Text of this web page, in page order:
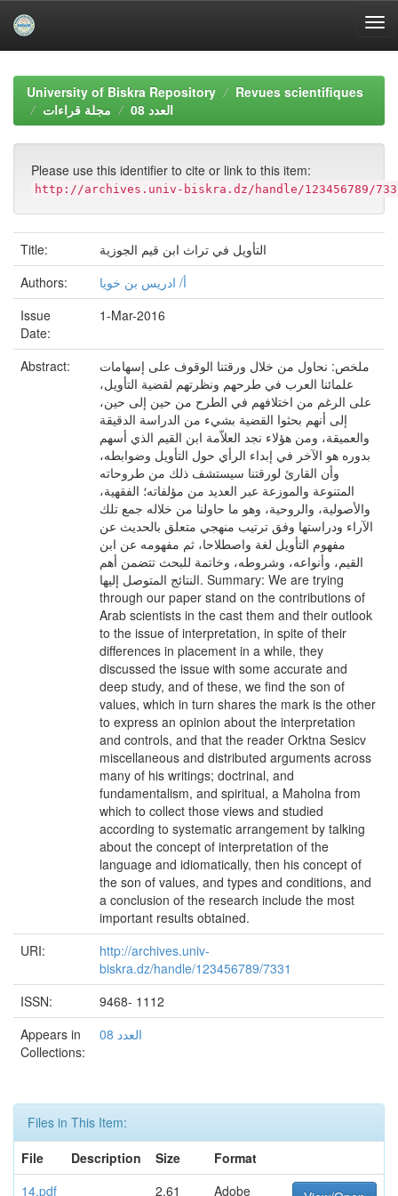
navigationUniversity of Biskra Repository
Revues scientifiques
مجلة قراءات
العدد 08
Please use this identifier to cite or link to this item:
http://archives.univ-biskra.dz/handle/123456789/
Title:
التأويل في تراث ابن قيم الجوزية
Authors:
أ/ ادريس بن خويا
Issue
Date:
1-Mar-2016
Abstract:
ملخص: نحاول من خلال ورقتنا الوقوف على إسهامات
علمائنا العرب في طرحهم ونظرتهم لقضية التأويل،
على الرغم من اختلافهم في الطرح من حين إلى حين،
إلى أنهم بحثوا القضية بشيء من الدراسة الدقيقة
والعميقة، ومن هؤلاء نجد العلاّمة ابن القيم الذي أسهم
بدوره هو الآخر في إبداء الرأي حول التأويل وضوابطه،
وأن القارئ لورقتنا سيستشف ذلك من طروحاته
المتنوعة والموزعة عبر العديد من مؤلفاته؛ الفقهية،
والأصولية، والروحية، وهو ما حاولنا من خلاله جمع تلك
الآراء ودراستها وفق ترتيب منهجي متعلق بالحديث عن
مفهوم التأويل لغة واصطلاحا، ثم مفهومه عن ابن
القيم، وأنواعه، وشروطه، وخاتمة للبحث تتضمن أهم
النتائج المتوصل إليها. Summary: We are trying
through our paper stand on the contributions of
Arab scientists in the cast them and their outlook
to the issue of interpretation, in spite of their
differences in placement in a while, they
discussed the issue with some accurate and
deep study, and of these, we find the son of
values, which in turn shares the mark is the other
to express an opinion about the interpretation
and controls, and that the reader Orktna Sesicv
miscellaneous and distributed arguments across
many of his writings; doctrinal, and
fundamentalism, and spiritual, a Maholna from
which to collect those views and studied
according to systematic arrangement by talking
about the concept of interpretation of the
language and idiomatically, then his concept of
the son of values, and types and conditions, and
a conclusion of the research include the most
important results obtained.
URI:
http://archives.univ-
biskra.dz/handle/123456789/7331
ISSN:
9468- 1112
Appears in
Collections:
العدد 08
Files in This Item:
File
Description Size
Format
14.pdf
2,61 Adobe